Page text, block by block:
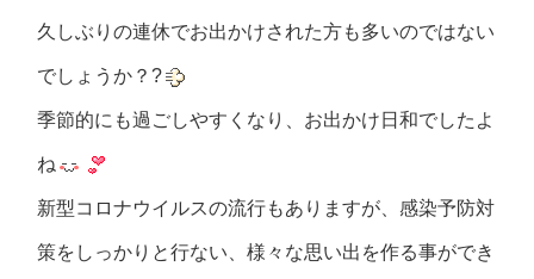
久しぶりの連休でお出かけされた方も多いのではない
でしょうか？?
季節的にも過ごしやすくなり、お出かけ日和でしたよ
ね
新型コロナウイルスの流行もありますが、感染予防対
策をしっかりと行ない、様々な思い出を作る事ができ